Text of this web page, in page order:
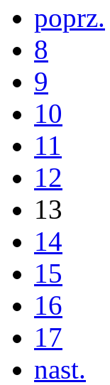
poprz.
8
9
10
11
12
13
14
15
16
17
nast.